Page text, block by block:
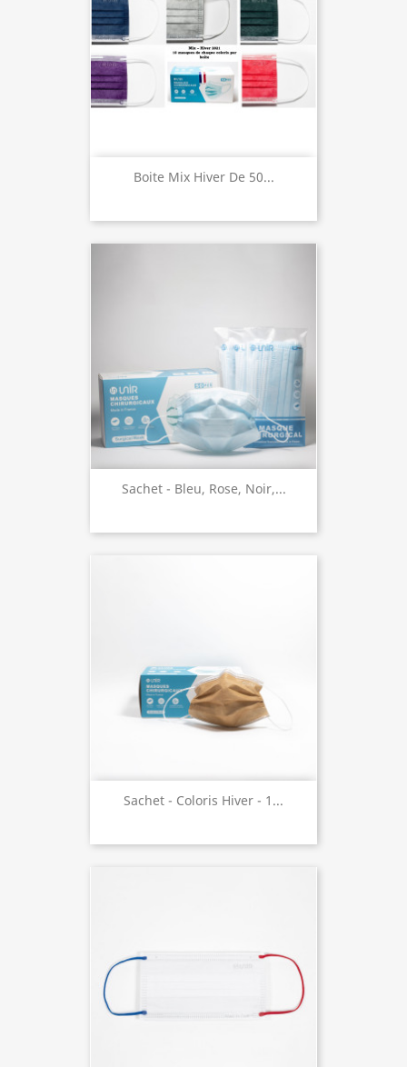
Boite Mix Hiver De 50...
Sachet - Bleu, Rose, Noir,...
Sachet - Coloris Hiver - 1...